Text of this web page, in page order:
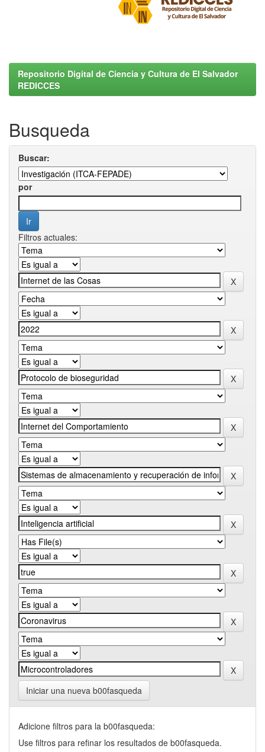
Repositorio Digital de Ciencia y Cultura de El Salvador
REDICCES
Busqueda
Buscar:
por
Filtros actuales:
Iniciar una nueva b00fasqueda
Adicione filtros para la b00fasqueda:
Use filtros para refinar los resultados de b00fasqueda.